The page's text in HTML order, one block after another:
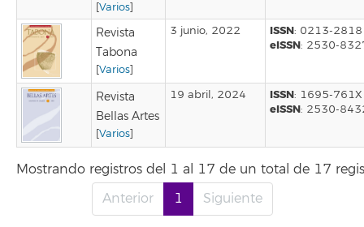
[Varios]
Revista
Tabona
[Varios]
3 junio, 2022 ISSN: 0213-2818
eISSN: 2530-
Revista
Bellas Artes
[Varios]
19 abril, 2024 ISSN: 1695-761X
eISSN: 2530-
Mostrando registros del 1 al 17 de un total de 17
Anterior
1 Siguiente